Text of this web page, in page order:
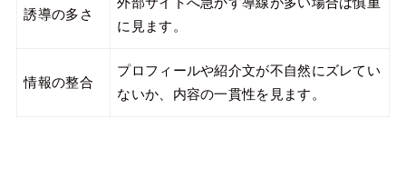
誘導の多さ
に見ます。
情報の整合
プロフィールや紹介文が不自然にズレてい
ないか、内容の一貫性を見ます。